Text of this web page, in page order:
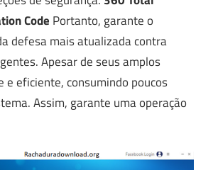
Code Portanto, garante o
defesa mais atualizada contra
Apesar de seus amplos
e eficiente, consumindo poucos
Assim, garante uma operação